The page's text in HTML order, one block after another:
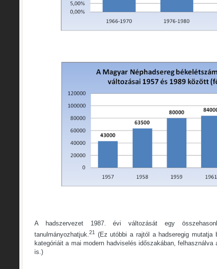
A hadszervezet 1987. évi változását egy
tanulmányozhatjuk.21
(Ez utóbbi a rajtól a hadseregig mutatja
kategóriáit a mai modern hadviselés időszakában,
is.)